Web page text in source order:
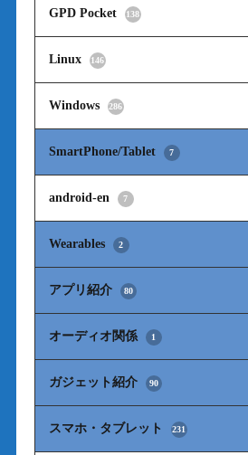
GPD Pocket 138
Linux 146
Windows 286
SmartPhone/Tablet 7
android-en 7
Wearables 2
アプリ紹介 80
オーディオ関係 1
ガジェット紹介 90
スマホ・タブレット 231